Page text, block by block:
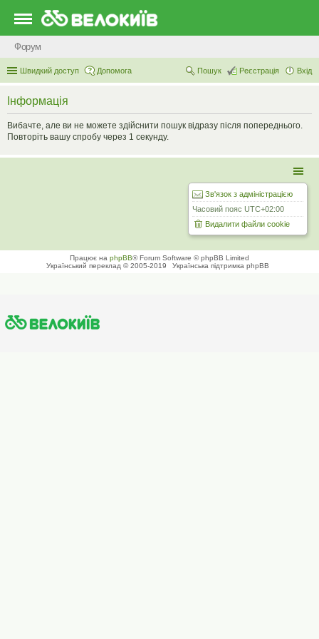
Форум
Швидкий доступ Допомога Вхід
Реєстрація
Пошук
Інформація
Вибачте, але ви не можете здійснити пошук відразу після попереднього.
Повторіть вашу спробу через 1 секунду.
Зв'язок з адміністрацією
Часовий пояс UTC+02:00
Видалити файли cookie
Працює на phpBB® Forum Software © phpBB Limited
Український переклад © 2005-2019
Українська підтримка phpBB